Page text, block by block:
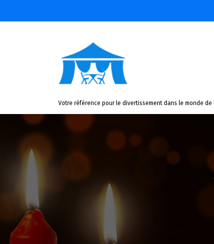
Votre référence pour le divertissement dans le monde de